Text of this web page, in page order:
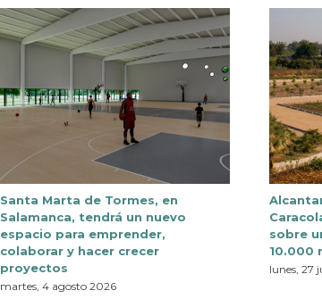
Santa Marta de Tormes, en
Salamanca, tendrá un nuevo
espacio para emprender,
colaborar y hacer crecer
proyectos
martes, 4 agosto 2026
sobre
10.000
lunes, 27